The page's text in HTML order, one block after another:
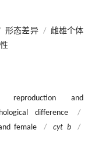
形态差异 /
雌雄个体
reproduction and
difference
/
female
/ cyt b
/